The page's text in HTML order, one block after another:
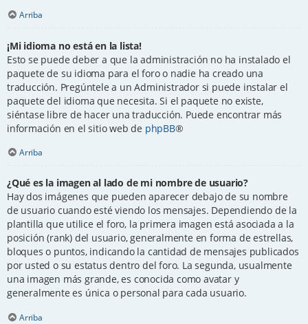
Arriba
¡Mi idioma no está en la lista!
Esto se puede deber a que la administración no ha instalado el
paquete de su idioma para el foro o nadie ha creado una
traducción. Pregúntele a un Administrador si puede instalar el
paquete del idioma que necesita. Si el paquete no existe,
siéntase libre de hacer una traducción. Puede encontrar más
información en el sitio web de phpBB®
Arriba
¿Qué es la imagen al lado de mi nombre de usuario?
Hay dos imágenes que pueden aparecer debajo de su nombre
de usuario cuando esté viendo los mensajes. Dependiendo de la
plantilla que utilice el foro, la primera imagen está asociada a la
posición (rank) del usuario, generalmente en forma de estrellas,
bloques o puntos, indicando la cantidad de mensajes publicados
por usted o su estatus dentro del foro. La segunda, usualmente
una imagen más grande, es conocida como avatar y
generalmente es única o personal para cada usuario.
Arriba